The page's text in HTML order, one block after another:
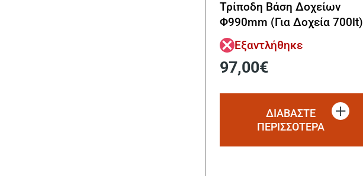
Τρίποδη Βάση Δοχείων
Φ990mm (Για Δοχεία 700lt)
Εξαντλήθηκε
97,00€
ΔΙΑΒΆΣΤΕ
ΠΕΡΙΣΣΌΤΕΡΑ